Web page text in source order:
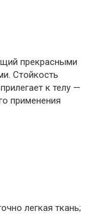
прекрасными
Стойкость
к телу —
применения
легкая ткань;